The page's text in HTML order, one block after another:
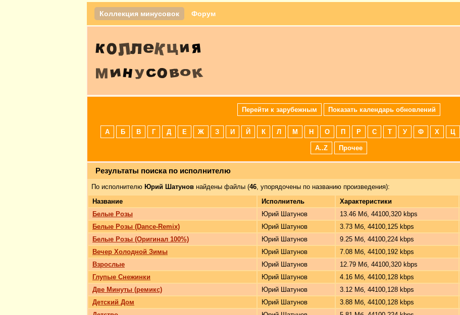
Коллекция минусовок Форум
Перейти к зарубежным Показать календарь обновлений
А Б В Г Д Е Ж З И Й К Л М Н О П Р С Т У Ф Х Ц
A..Z Прочее
Результаты поиска по исполнителю
По исполнителю Юрий Шатунов найдены файлы (46, упорядочены по названию произведения):
Название
Исполнитель Характеристики
Белые Розы
Юрий Шатунов 13.46 Мб, 44100,320 kbps
Белые Розы (Dance-Remix)
Юрий Шатунов 3.73 Мб, 44100,125 kbps
Белые Розы (Оригинал 100%)
Юрий Шатунов 9.25 Мб, 44100,224 kbps
Вечер Холодной Зимы
Юрий Шатунов 7.08 Мб, 44100,192 kbps
Взрослые
Юрий Шатунов 12.79 Мб, 44100,320 kbps
Глупые Снежинки
Юрий Шатунов 4.16 Мб, 44100,128 kbps
Две Минуты (ремикс)
Юрий Шатунов 3.12 Мб, 44100,128 kbps
Детский Дом
Юрий Шатунов 3.88 Мб, 44100,128 kbps